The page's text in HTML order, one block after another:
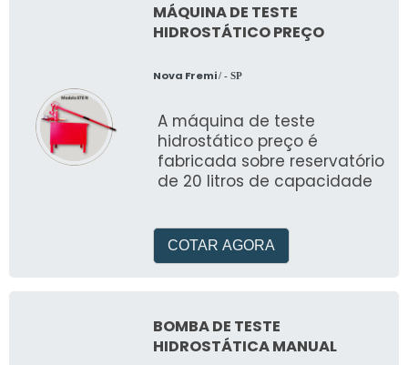
MÁQUINA DE TESTE
HIDROSTÁTICO PREÇO
Nova Fremi/ - SP
A máquina de teste
hidrostático preço é
fabricada sobre reservatório
de 20 litros de capacidade
COTAR AGORA
BOMBA DE TESTE
HIDROSTÁTICA MANUAL